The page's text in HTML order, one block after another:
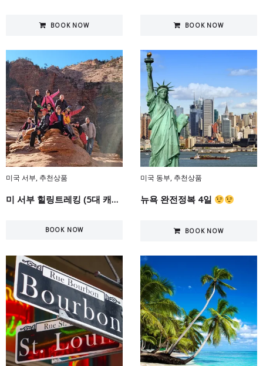
BOOK NOW BOOK NOW
미국 서부, 추천상품
미 서부 힐링트레킹 (5대 캐년 + 세도나) 8일
BOOK NOW
미국 동부, 추천상품
뉴욕 완전정복 4일
BOOK NOW